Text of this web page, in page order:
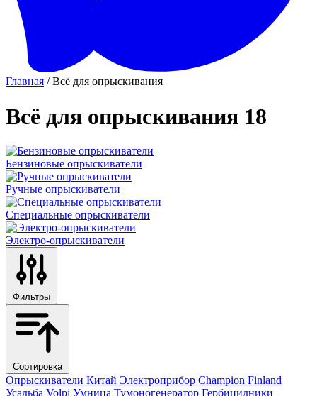
Главная / Всё для опрыскивания
Всё для опрыскивания 18
Бензиновые опрыскиватели
Ручные опрыскиватели
Специальные опрыскиватели
Электро-опрыскиватели
Фильтры
Сортировка
Опрыскиватели Китай Электроприбор Champion Finland
Усадьба Volpi Умница Тумоногенератор Гербицидники